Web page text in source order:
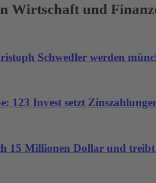
Wirtschaft und
Schwedler werden
123 Invest setzt
15 Millionen Dollar und